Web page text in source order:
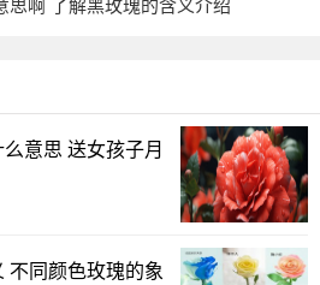
思啊 了解黑玫瑰的含义介绍
意思 送女孩子月
不同颜色玫瑰的象